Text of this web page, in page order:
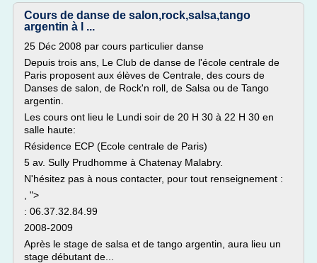
Cours de danse de salon,rock,salsa,tango
argentin à l ...
25 Déc 2008 par cours particulier danse
Depuis trois ans, Le Club de danse de l'école centrale de
Paris proposent aux élèves de Centrale, des cours de
Danses de salon, de Rock'n roll, de Salsa ou de Tango
argentin.
Les cours ont lieu le Lundi soir de 20 H 30 à 22 H 30 en
salle haute:
Résidence ECP (Ecole centrale de Paris)
5 av. Sully Prudhomme à Chatenay Malabry.
N'hésitez pas à nous contacter, pour tout renseignement :
, ">
: 06.37.32.84.99
2008-2009
Après le stage de salsa et de tango argentin, aura lieu un
stage débutant de...